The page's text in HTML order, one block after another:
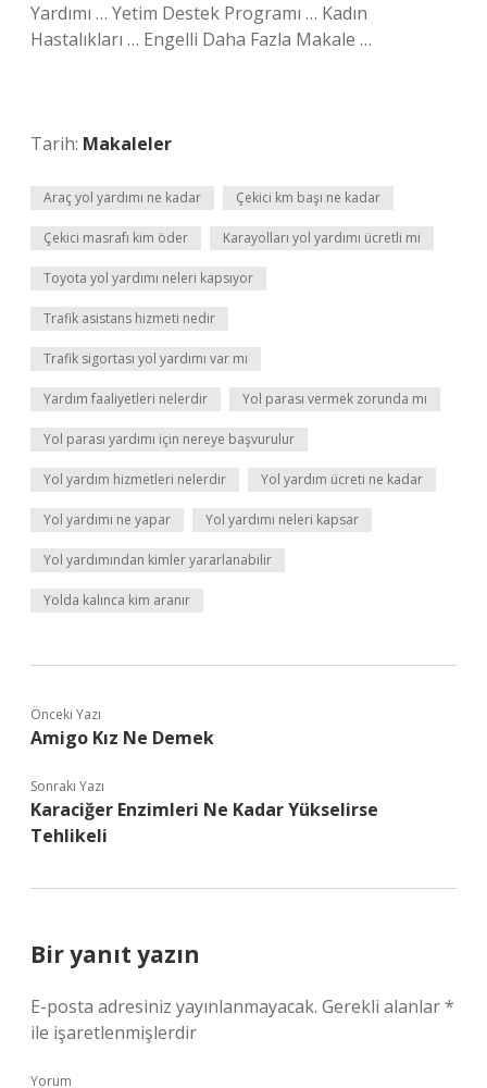
Yardımı … Yetim Destek Programı … Kadın
Hastalıkları … Engelli Daha Fazla Makale …
Tarih: Makaleler
Araç yol yardımı ne kadar Çekici km başı ne kadar
Çekici masrafı kim öder Karayolları yol yardımı ücretli mi
Toyota yol yardımı neleri kapsıyor
Trafik asistans hizmeti nedir
Trafik sigortası yol yardımı var mı
Yardım faaliyetleri nelerdir Yol parası vermek zorunda mı
Yol parası yardımı için nereye başvurulur
Yol yardım hizmetleri nelerdir Yol yardım ücreti ne kadar
Yol yardımı ne yapar Yol yardımı neleri kapsar
Yol yardımından kimler yararlanabilir
Yolda kalınca kim aranır
Önceki Yazı
Amigo Kız Ne Demek
Sonraki Yazı
Karaciğer Enzimleri Ne Kadar Yükselirse
Tehlikeli
Bir yanıt yazın
E-posta adresiniz yayınlanmayacak. Gerekli alanlar*
ile işaretlenmişlerdir
Yorum